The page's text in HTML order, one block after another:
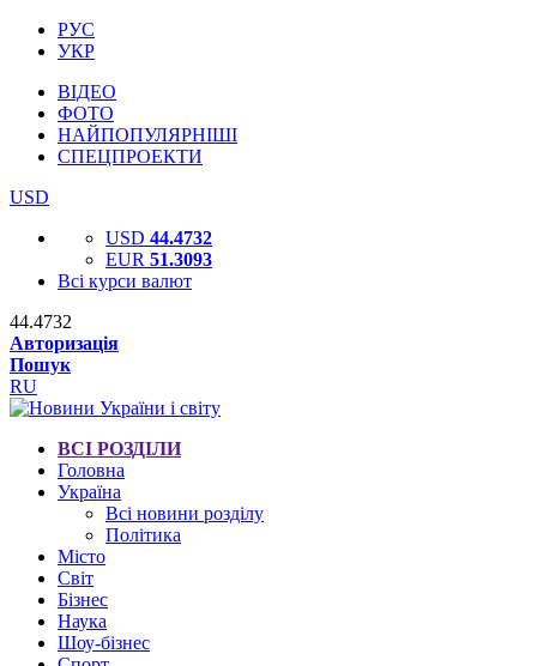
РУС
УКР
ВІДЕО
ФОТО
НАЙПОПУЛЯРНІШІ
СПЕЦПРОЕКТИ
USD
USD 44.4732
EUR 51.3093
Всі курси валют
44.4732
Авторизація
Пошук
RU
ВСІ РОЗДІЛИ
Головна
Україна
Всі новини розділу
Політика
Місто
Світ
Бізнес
Наука
Шоу-бізнес